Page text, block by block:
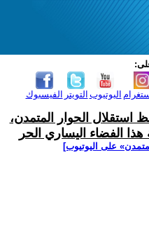
الفيسبوك التويتر اليوتيوب
استقلال الحوار المتمدن،
الفضاء اليساري الحر
على اليوتيوب]